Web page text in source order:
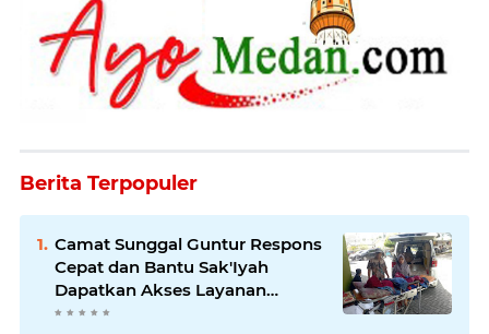
Berita Terpopuler
Camat Sunggal Guntur Respons
Cepat dan Bantu Sak'Iyah
Dapatkan Akses Layanan
Kesehatan